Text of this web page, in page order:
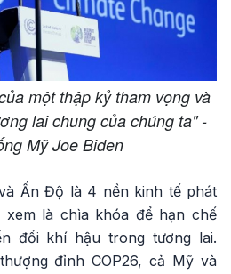
một thập kỷ tham vọng và
lai chung của chúng ta" -
Mỹ Joe Biden
Ấn Độ là 4 nền kinh tế phát
là chìa khóa để hạn chế
đổi khí hậu trong tương lai.
đỉnh COP26, cả Mỹ và